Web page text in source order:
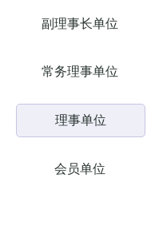
副理事长单位
常务理事单位
理事单位
会员单位